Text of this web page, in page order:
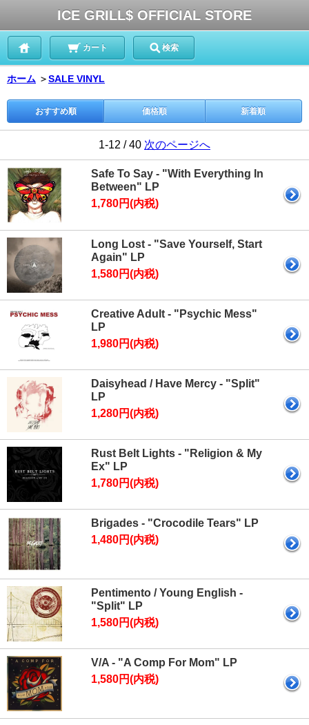
ICE GRILL$ OFFICIAL STORE
カート 検索
ホーム ＞SALE VINYL
おすすめ順 価格順 新着順
1-12 / 40 次のページへ
Safe To Say - "With Everything In
Between" LP
1,780円(内税)
Long Lost - "Save Yourself, Start
Again" LP
1,580円(内税)
Creative Adult - "Psychic Mess"
LP
1,980円(内税)
Daisyhead / Have Mercy - "Split"
LP
1,280円(内税)
Rust Belt Lights - "Religion & My
Ex" LP
1,780円(内税)
Brigades - "Crocodile Tears" LP
1,480円(内税)
Pentimento / Young English -
"Split" LP
1,580円(内税)
V/A - "A Comp For Mom" LP
1,580円(内税)